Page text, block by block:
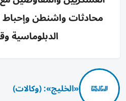
محادثات واشنطن
الدبلوماسية
«الخليج»: (وكالات)